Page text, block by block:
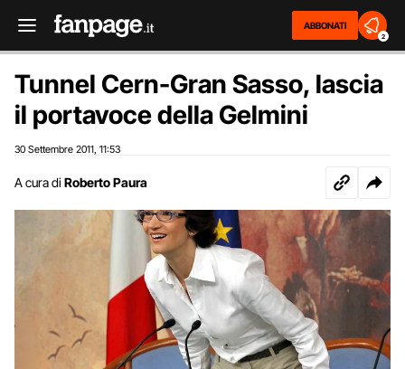
ABBONATI
2
Tunnel Cern-Gran Sasso, lascia
il portavoce della Gelmini
30 Settembre 2011 11:53
A cura di Roberto Paura